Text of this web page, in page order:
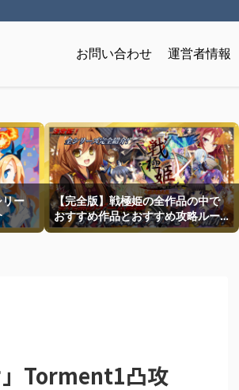
お問い合わせ 運営者情報
ー
【完全版】戦極姫の全作品の中で
おすすめ作品とおすすめ攻略ルー
トを一挙紹介
」Torment1凸攻